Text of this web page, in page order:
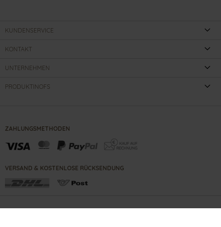
KUNDENSERVICE
KONTAKT
UNTERNEHMEN
PRODUKTINOFS
ZAHLUNGSMETHODEN
VERSAND & KOSTENLOSE RÜCKSENDUNG